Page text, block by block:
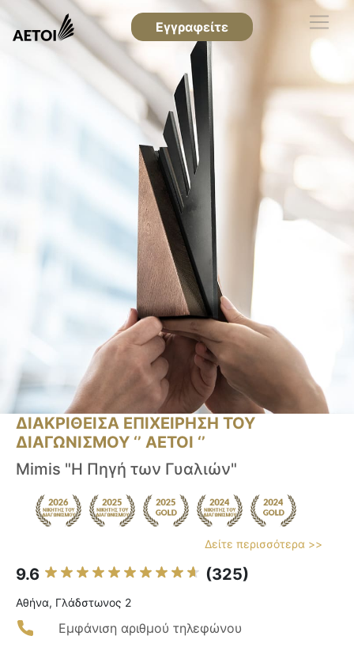
Εγγραφείτε
ΔΙΑΚΡΙΘΕΙΣΑ ΕΠΙΧΕΙΡΗΣΗ ΤΟΥ
ΔΙΑΓΩΝΙΣΜΟΥ ‘’ ΑΕΤΟΙ ‘’
Μimis "Η Πηγή των Γυαλιών"
Δείτε περισσότερα >>
9.6 (325)
Αθήνα, Γλάδστωνος 2
Εμφάνιση αριθμού τηλεφώνου